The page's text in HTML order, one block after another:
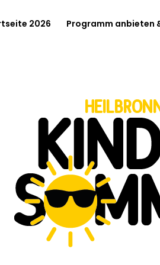
2026 Programm anbieten